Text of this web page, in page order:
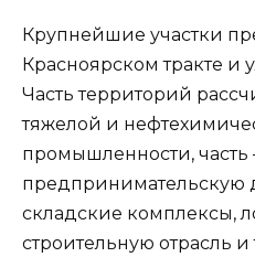
Крупнейшие участки
Красноярском тракте и
Часть территорий
тяжелой и
промышленности, часть
предпринимательскую
складские комплексы,
строительную отрасль